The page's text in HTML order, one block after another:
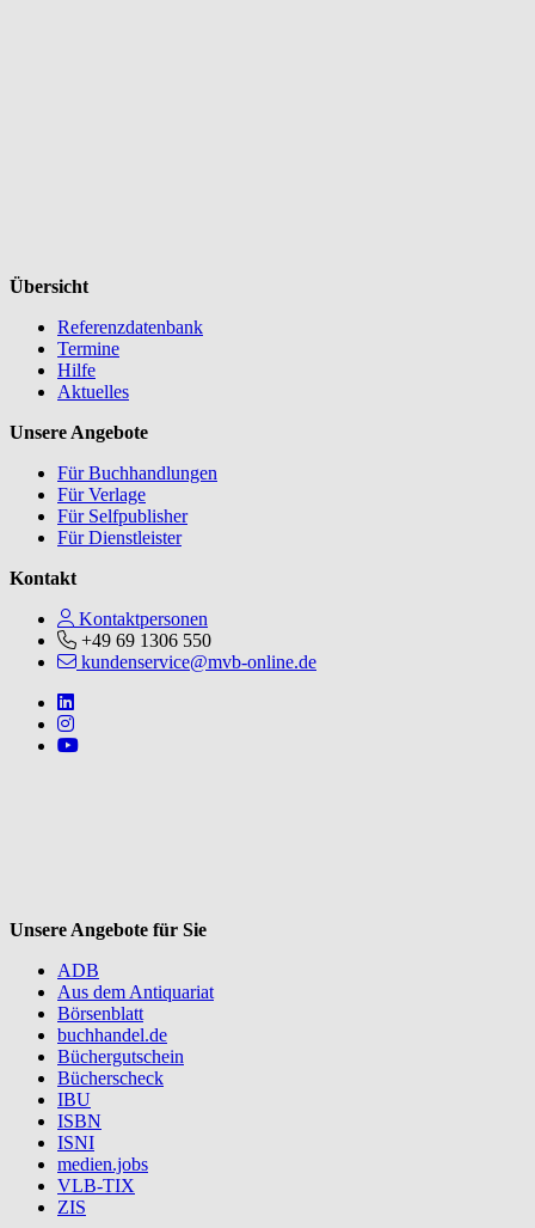
Übersicht
Referenzdatenbank
Termine
Hilfe
Aktuelles
Unsere Angebote
Für Buchhandlungen
Für Verlage
Für Selfpublisher
Für Dienstleister
Kontakt
Kontaktpersonen
+49 69 1306 550
kundenservice@mvb-online.de
Follow us on https://www.linkedin.com/company/mvbbooks
Follow us on https://www.instagram.com/lifeatmvb/
Follow us on https://www.youtube.com/@mvbbooks
Unsere Angebote für Sie
ADB
Aus dem Antiquariat
Börsenblatt
buchhandel.de
Büchergutschein
Bücherscheck
IBU
ISBN
ISNI
medien.jobs
VLB-TIX
ZIS